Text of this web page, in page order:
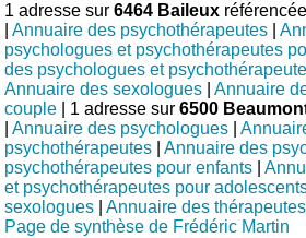
1 adresse sur6464 Baileux
|Annuaire des psychothérapeutes |
psychologues et psychothérapeutes
des psychologues et
Annuaire des sexologues |Annuaire
couple | 1 adresse sur6500
|Annuaire des psychologues |
psychothérapeutes |Annuaire des
psychothérapeutes pour enfants |
et psychothérapeutes pour
sexologues |Annuaire des
Page de synthèse de Frédéric Martin